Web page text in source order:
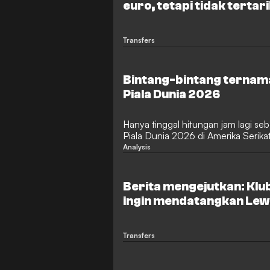
euro, tetapi tidak
Transfers
Bintang-bintang
Piala Dunia 2026
Hanya tinggal hitungan jam lagi
Piala Dunia 2026 di Amerika
dengan ke-48 tim telah tiba di
bertahan Argentina.
Analysis
Berita mengejutkan:
ingin mendatangkan
Transfers